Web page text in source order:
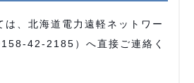
は、北海道電力遠軽ネットワー
42-2185）へ直接ご連絡く